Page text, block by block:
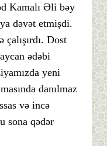
Kamalı Əli bəy
dəvət etmişdi.
Dost
ədəbi
yeni
danılmaz
və incə
sona qədər